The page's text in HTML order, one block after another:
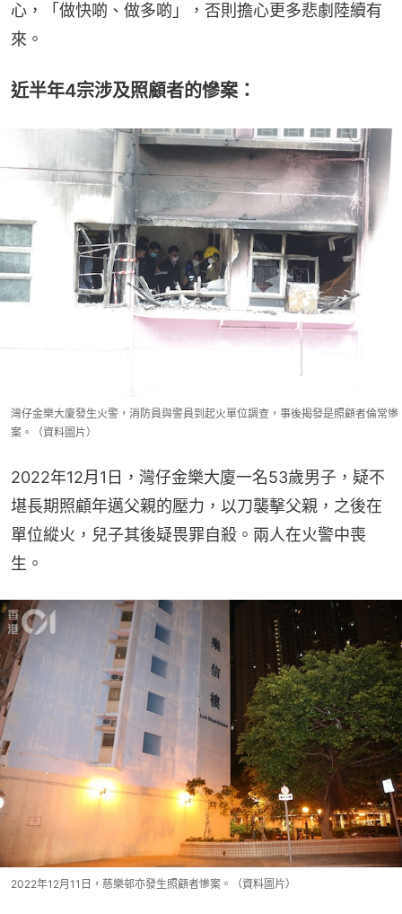
心，「做快啲、做多啲」，否則擔心更多悲劇陸續有
來。
近半年4宗涉及照顧者的慘案：
灣仔金樂大廈發生火警，消防員與警員到起火單位調查，事後揭發是照顧者倫常慘
案。（資料圖片）
2022年12月1日，灣仔金樂大廈一名53歲男子，疑不
堪長期照顧年邁父親的壓力，以刀襲擊父親，之後在
單位縱火，兒子其後疑畏罪自殺。兩人在火警中喪
生。
2022年12月11日，慈樂邨亦發生照顧者慘案。（資料圖片）